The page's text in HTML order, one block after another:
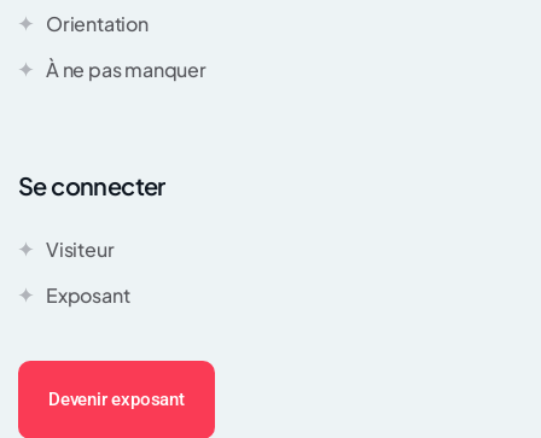
Orientation
À ne pas manquer
Se connecter
Visiteur
Exposant
Devenir exposant